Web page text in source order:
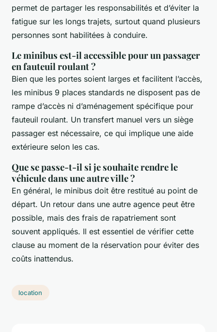
permet de partager les responsabilités et d’éviter la
fatigue sur les longs trajets, surtout quand plusieurs
personnes sont habilitées à conduire.
Le minibus est-il accessible pour un passager
en fauteuil roulant ?
Bien que les portes soient larges et facilitent l’accès,
les minibus 9 places standards ne disposent pas de
rampe d’accès ni d’aménagement spécifique pour
fauteuil roulant. Un transfert manuel vers un siège
passager est nécessaire, ce qui implique une aide
extérieure selon les cas.
Que se passe-t-il si je souhaite rendre le
véhicule dans une autre ville ?
En général, le minibus doit être restitué au point de
départ. Un retour dans une autre agence peut être
possible, mais des frais de rapatriement sont
souvent appliqués. Il est essentiel de vérifier cette
clause au moment de la réservation pour éviter des
coûts inattendus.
location